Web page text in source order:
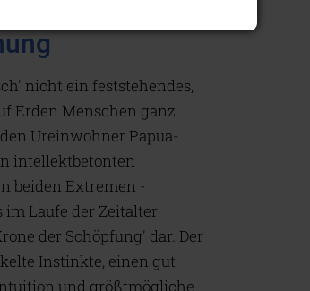
nicht ein feststehendes,
Erden Menschen ganz
Ureinwohner Papua-
intellektbetonten
beiden Extremen -
im Laufe der Zeitalter
der Schöpfung' dar. Der
Instinkte, einen gut
und größtmögliche